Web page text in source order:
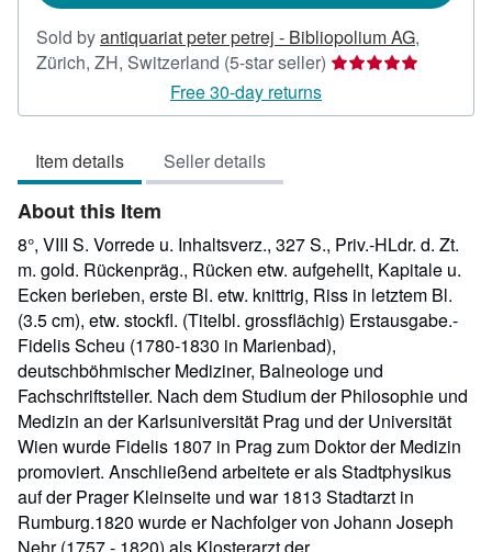
Sold byantiquariat peter petrej - Bibliopolium AG,
Zürich, ZH, Switzerland (5-star seller) Seller
5
Free 30-day returns
Item details Seller details
About this Item
8°, VIII S. Vorrede u. Inhaltsverz., 327 S., Priv.-HLdr. d. Zt.
m. gold. Rückenpräg., Rücken etw. aufgehellt, Kapitale u.
Ecken berieben, erste Bl. etw. knittrig, Riss in letztem Bl.
(3.5 cm), etw. stockfl. (Titelbl. grossflächig) Erstausgabe.-
Fidelis Scheu (1780-1830 in Marienbad),
deutschböhmischer Mediziner, Balneologe und
Fachschriftsteller. Nach dem Studium der Philosophie und
Medizin an der Karlsuniversität Prag und der Universität
Wien wurde Fidelis 1807 in Prag zum Doktor der Medizin
promoviert. Anschließend arbeitete er als Stadtphysikus
auf der Prager Kleinseite und war 1813 Stadtarzt in
Rumburg.1820 wurde er Nachfolger von Johann Joseph